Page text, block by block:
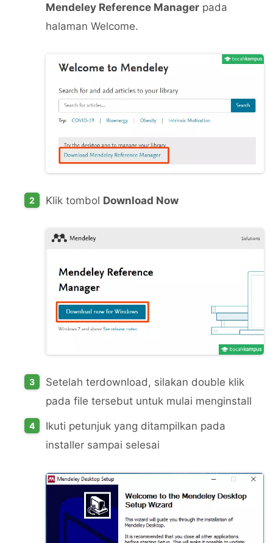
Mendeley Reference Manager pada
halaman Welcome.
Klik tombol Download Now
Setelah terdownload, silakan double klik
pada file tersebut untuk mulai menginstall
Ikuti petunjuk yang ditampilkan pada
installer sampai selesai